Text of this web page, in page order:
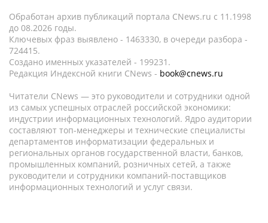
Обработан архив публикаций портала CNews.ru c 11.1998
до 08.2026 годы.
Ключевых фраз выявлено - 1463330, в очереди разбора -
724415.
Создано именных указателей - 199231.
Редакция Индексной книги CNews - book@cnews.ru
Читатели CNews — это руководители и сотрудники одной
из самых успешных отраслей российской экономики:
индустрии информационных технологий. Ядро аудитории
составляют топ-менеджеры и технические специалисты
департаментов информатизации федеральных и
региональных органов государственной власти, банков,
промышленных компаний, розничных сетей, а также
руководители и сотрудники компаний-поставщиков
информационных технологий и услуг связи.